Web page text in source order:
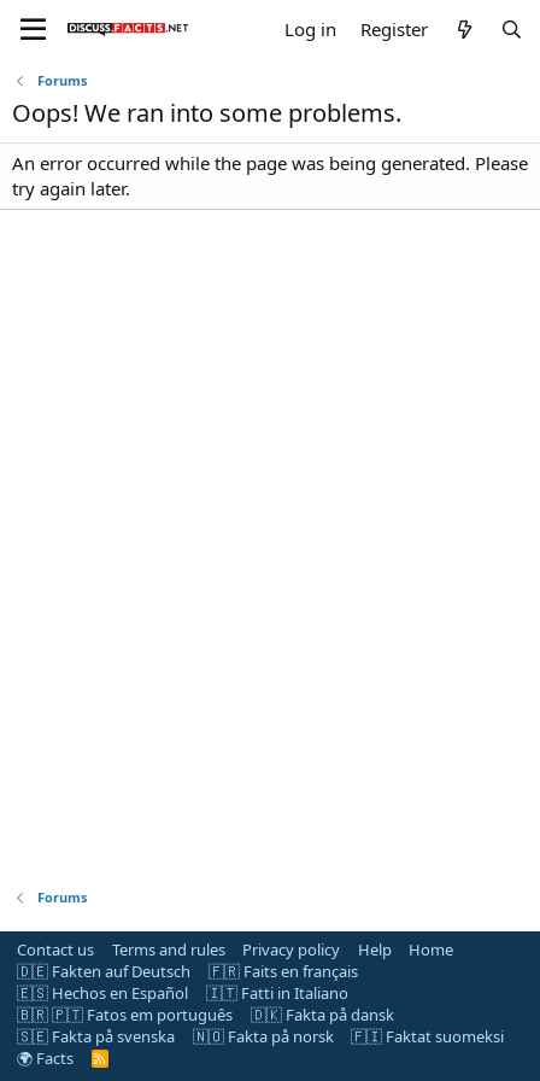
Log in Register
Forums
Oops! We ran into some problems.
An error occurred while the page was being generated. Please
try again later.
Forums
Contact us Terms and rules Privacy policy Help
Home
🇩🇪 Fakten auf Deutsch
🇫🇷 Faits en français
🇪🇸 Hechos en Español
🇮🇹 Fatti in Italiano
🇧🇷 🇵🇹 Fatos em português
🇩🇰 Fakta på dansk
🇸🇪 Fakta på svenska
🇳🇴 Fakta på norsk
🇫🇮 Faktat suomeksi
🌍 Facts
R